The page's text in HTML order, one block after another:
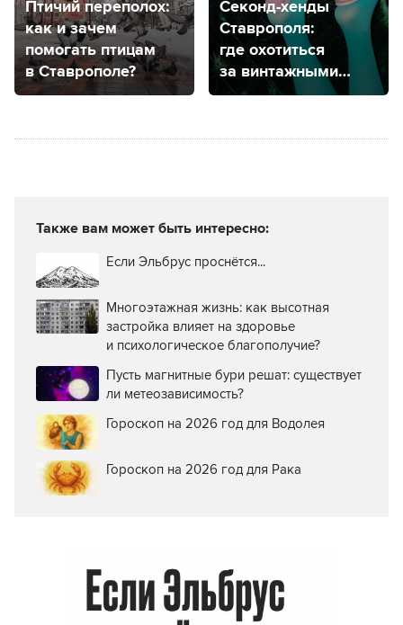
Птичий переполох:
как и зачем
помогать птицам
в Ставрополе?
Секонд-хенды
Ставрополя:
где охотиться
за винтажными
вещами?
Также вам может быть интересно:
Если Эльбрус проснётся...
Многоэтажная жизнь: как высотная
застройка влияет на здоровье
и психологическое благополучие?
Пусть магнитные бури решат: существует
ли метеозависимость?
Гороскоп на 2026 год для Водолея
Гороскоп на 2026 год для Рака